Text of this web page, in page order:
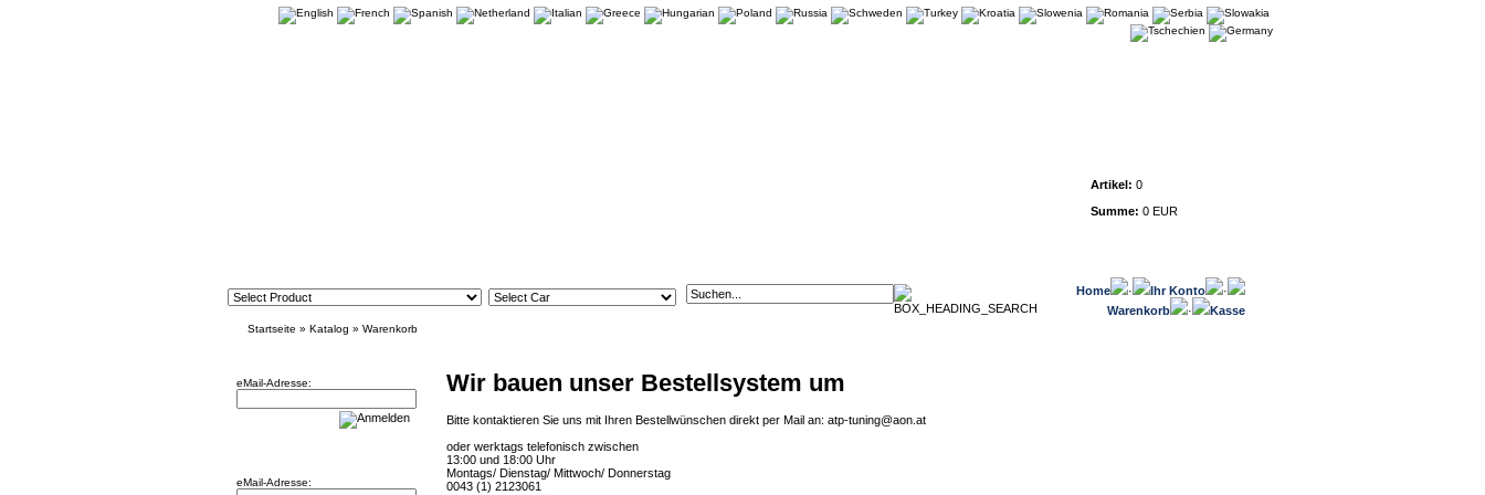
Artikel: 0
Summe: 0 EUR
Home · Ihr Konto
·
Warenkorb
· Kasse
Startseite » Katalog » Warenkorb
eMail-Adresse:
eMail-Adresse:
Wir bauen unser Bestellsystem um
Bitte kontaktieren Sie uns mit Ihren Bestellwünschen direkt per Mail an: atp-tuning@aon.at
oder werktags telefonisch zwischen
13:00 und 18:00 Uhr
Montags/ Dienstag/ Mittwoch/ Donnerstag
0043 (1) 2123061